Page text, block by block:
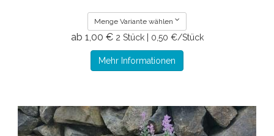
Menge Variante wählen
ab 1,00 € 2 Stück | 0,50 €/Stück
Mehr Informationen